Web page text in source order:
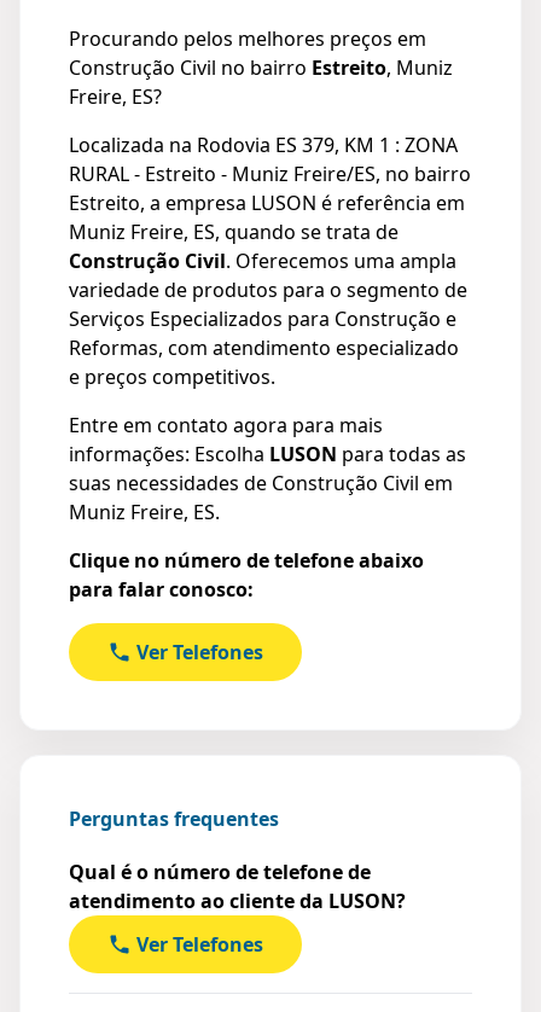
Procurando pelos melhores preços em
Construção Civil no bairro Estreito, Muniz
Freire, ES?
Localizada na Rodovia ES 379, KM 1 : ZONA
RURAL - Estreito - Muniz Freire/ES, no bairro
Estreito, a empresa LUSON é referência em
Muniz Freire, ES, quando se trata de
Construção Civil. Oferecemos uma ampla
variedade de produtos para o segmento de
Serviços Especializados para Construção e
Reformas, com atendimento especializado
e preços competitivos.
Entre em contato agora para mais
informações: Escolha LUSON para todas as
suas necessidades de Construção Civil em
Muniz Freire, ES.
Clique no número de telefone abaixo
para falar conosco:
Ver Telefones
Perguntas frequentes
Qual é o número de telefone de
atendimento ao cliente da LUSON?
Ver Telefones